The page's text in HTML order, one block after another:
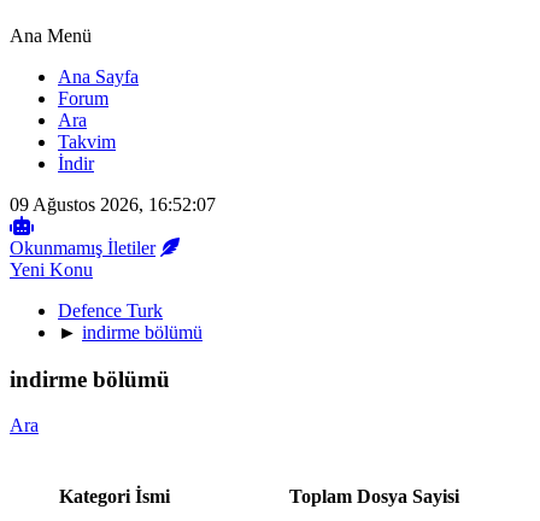
Ana Menü
Ana Sayfa
Forum
Ara
Takvim
İndir
09 Ağustos 2026, 16:52:07
Okunmamış İletiler
Yeni Konu
Defence Turk
► indirme bölümü
indirme bölümü
Ara
Kategori İsmi Toplam Dosya Sayisi